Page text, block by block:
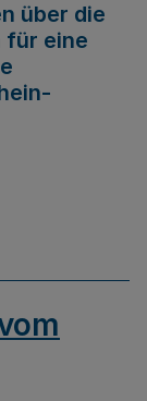
über die
für eine